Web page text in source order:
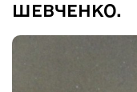
ШЕВЧЕНКО.